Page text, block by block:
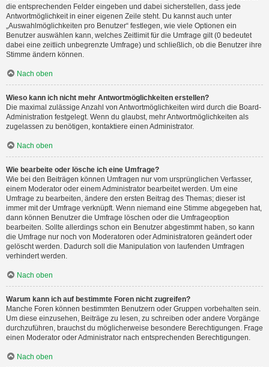
die entsprechenden Felder eingeben und dabei sicherstellen, dass jede
Antwortmöglichkeit in einer eigenen Zeile steht. Du kannst auch unter
„Auswahlmöglichkeiten pro Benutzer“ festlegen, wie viele Optionen ein
Benutzer auswählen kann, welches Zeitlimit für die Umfrage gilt (0 bedeutet
dabei eine zeitlich unbegrenzte Umfrage) und schließlich, ob die Benutzer ihre
Stimme ändern können.
Nach oben
Wieso kann ich nicht mehr Antwortmöglichkeiten erstellen?
Die maximal zulässige Anzahl von Antwortmöglichkeiten wird durch die Board-
Administration festgelegt. Wenn du glaubst, mehr Antwortmöglichkeiten als
zugelassen zu benötigen, kontaktiere einen Administrator.
Nach oben
Wie bearbeite oder lösche ich eine Umfrage?
Wie bei den Beiträgen können Umfragen nur vom ursprünglichen Verfasser,
einem Moderator oder einem Administrator bearbeitet werden. Um eine
Umfrage zu bearbeiten, ändere den ersten Beitrag des Themas; dieser ist
immer mit der Umfrage verknüpft. Wenn niemand eine Stimme abgegeben hat,
dann können Benutzer die Umfrage löschen oder die Umfrageoption
bearbeiten. Sollte allerdings schon ein Benutzer abgestimmt haben, so kann
die Umfrage nur noch von Moderatoren oder Administratoren geändert oder
gelöscht werden. Dadurch soll die Manipulation von laufenden Umfragen
verhindert werden.
Nach oben
Warum kann ich auf bestimmte Foren nicht zugreifen?
Manche Foren können bestimmten Benutzern oder Gruppen vorbehalten sein.
Um diese einzusehen, Beiträge zu lesen, zu schreiben oder andere Vorgänge
durchzuführen, brauchst du möglicherweise besondere Berechtigungen. Frage
einen Moderator oder Administrator nach entsprechenden Berechtigungen.
Nach oben